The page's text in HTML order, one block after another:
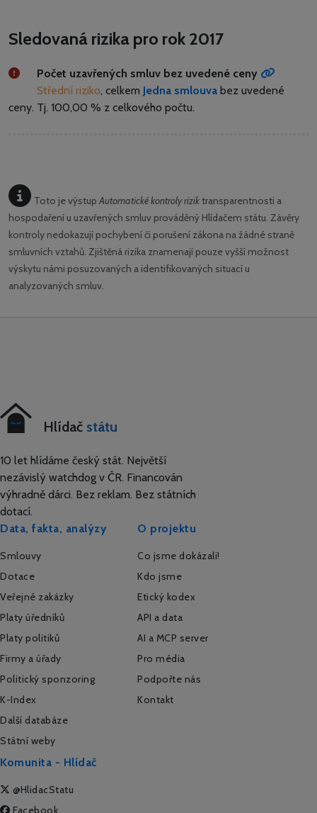
Sledovaná rizika pro rok 2017
Počet uzavřených smluv bez uvedené ceny
Střední riziko, celkem Jedna smlouva bez uvedené
ceny. Tj. 100,00 % z celkového počtu.
Toto je výstup Automatické kontroly riziktransparentnosti a
hospodaření u uzavřených smluv prováděný Hlídačem státu. Závěry
kontroly nedokazují pochybení či porušení zákona na žádné straně
smluvních vztahů. Zjištěná rizika znamenají pouze vyšší možnost
výskytu námi posuzovaných a identifikovaných situací u
analyzovaných smluv.
Hlídač státu
10 let hlídáme český stát. Největší
nezávislý watchdog v ČR. Financován
výhradně dárci. Bez reklam. Bez státních
dotací.
Data, fakta, analýzy
Smlouvy
Dotace
Veřejné zakázky
Platy úředníků
Platy politiků
Firmy a úřady
Politický sponzoring
K-Index
Další databáze
Státní weby
O projektu
Co jsme dokázali!
Kdo jsme
Etický kodex
API a data
AI a MCP server
Pro média
Podpořte nás
Kontakt
Komunita - Hlídač
@HlidacStatu
Facebook